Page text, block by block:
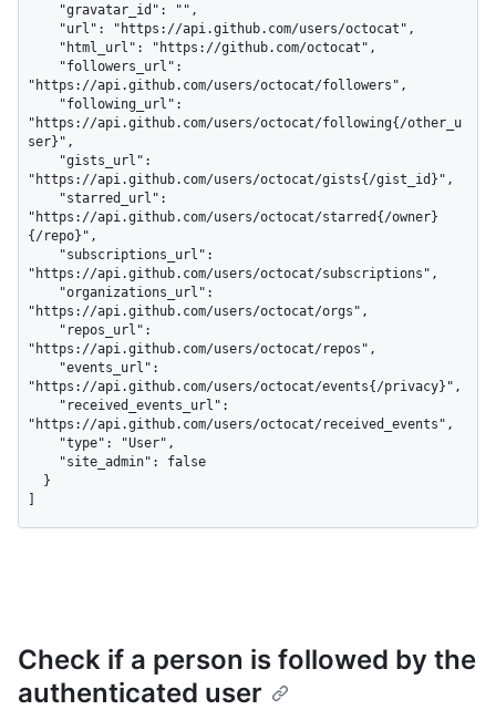
"https://api.github.com/users/octocat/followers",
"https://api.github.com/users/octocat/following{/other_u
ser}",
"https://api.github.com/users/octocat/gists{/gist_id}",
"https://api.github.com/users/octocat/starred{/owner}
{/repo}",
"https://api.github.com/users/octocat/subscriptions",
"https://api.github.com/users/octocat/orgs",
"https://api.github.com/users/octocat/repos",
"https://api.github.com/users/octocat/events{/privacy}",
"https://api.github.com/users/octocat/received_events",
]
Check if a person is followed by the
authenticated user